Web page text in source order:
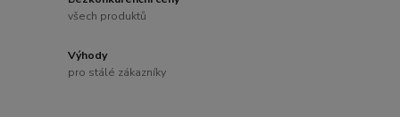
všech produktů
Výhody
pro stálé zákazníky